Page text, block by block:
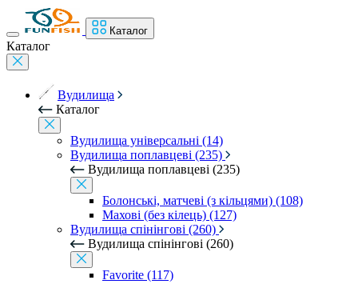
Каталог
Каталог
Вудилища
Каталог
Вудилища універсальні (14)
Вудилища поплавцеві (235)
Вудилища поплавцеві (235)
Болонські, матчеві (з кільцями) (108)
Махові (без кілець) (127)
Вудилища спінінгові (260)
Вудилища спінінгові (260)
Favorite (117)